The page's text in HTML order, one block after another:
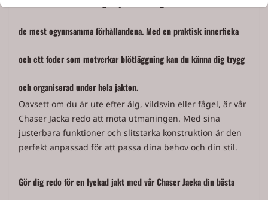
de mest ogynnsamma förhållandena. Med en praktisk innerficka
och ett foder som motverkar blötläggning kan du känna dig trygg
och organiserad under hela jakten.
Oavsett om du är ute efter älg, vildsvin eller fågel, är vår
Chaser Jacka redo att möta utmaningen. Med sina
justerbara funktioner och slitstarka konstruktion är den
perfekt anpassad för att passa dina behov och din stil.
Gör dig redo för en lyckad jakt med vår Chaser Jacka din bästa